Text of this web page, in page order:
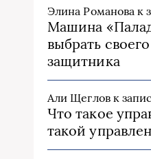
Элина Романова к
Машина
выбрать
защитника
Али Щегловк
Что такое
такой